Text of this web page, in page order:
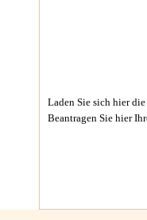
Laden Sie sich hier die
Beantragen Sie hier